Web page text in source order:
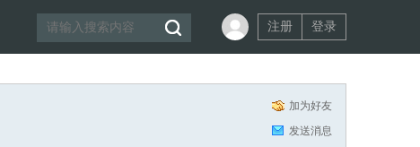
注册 登录
加为好友
发送消息